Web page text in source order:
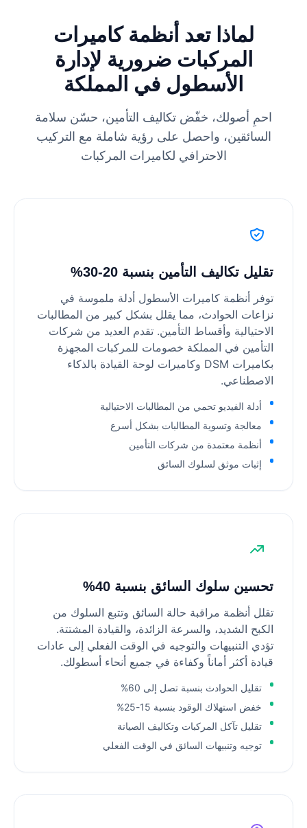
لماذا تعد أنظمة كاميرات
المركبات ضرورية لإدارة
الأسطول في المملكة
احمِ أصولك، خفّض تكاليف التأمين، حسّن سلامة
السائقين، واحصل على رؤية شاملة مع التركيب
الاحترافي لكاميرات المركبات
تقليل تكاليف التأمين بنسبة 20-30%
توفر أنظمة كاميرات الأسطول أدلة ملموسة في
نزاعات الحوادث، مما يقلل بشكل كبير من المطالبات
الاحتيالية وأقساط التأمين. تقدم العديد من شركات
التأمين في المملكة خصومات للمركبات المجهزة
بكاميرات DSM وكاميرات لوحة القيادة بالذكاء
الاصطناعي.
أدلة الفيديو تحمي من المطالبات الاحتيالية
معالجة وتسوية المطالبات بشكل أسرع
أنظمة معتمدة من شركات التأمين
إثبات موثق لسلوك السائق
تحسين سلوك السائق بنسبة 40%
تقلل أنظمة مراقبة حالة السائق وتتبع السلوك من
الكبح الشديد، والسرعة الزائدة، والقيادة المشتتة.
تؤدي التنبيهات والتوجيه في الوقت الفعلي إلى عادات
قيادة أكثر أماناً وكفاءة في جميع أنحاء أسطولك.
تقليل الحوادث بنسبة تصل إلى 60%
خفض استهلاك الوقود بنسبة 15-25%
تقليل تآكل المركبات وتكاليف الصيانة
توجيه وتنبيهات السائق في الوقت الفعلي